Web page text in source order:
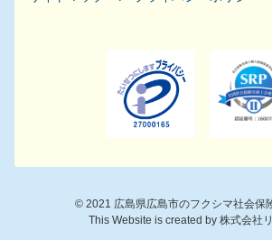
© 2021 広島県広島市のフクシマ社会保
This Website is created by 株式会社